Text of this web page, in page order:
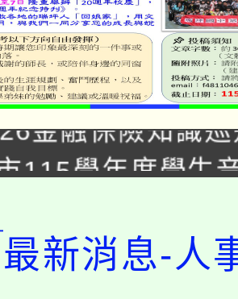
校115學年度第
)教師甄選結果(
金融保險知識
動
115學年度學生
)教師甄選結果(
校115學年度第
)教師甄選結果(
國文化大學推廣
最新消息-人